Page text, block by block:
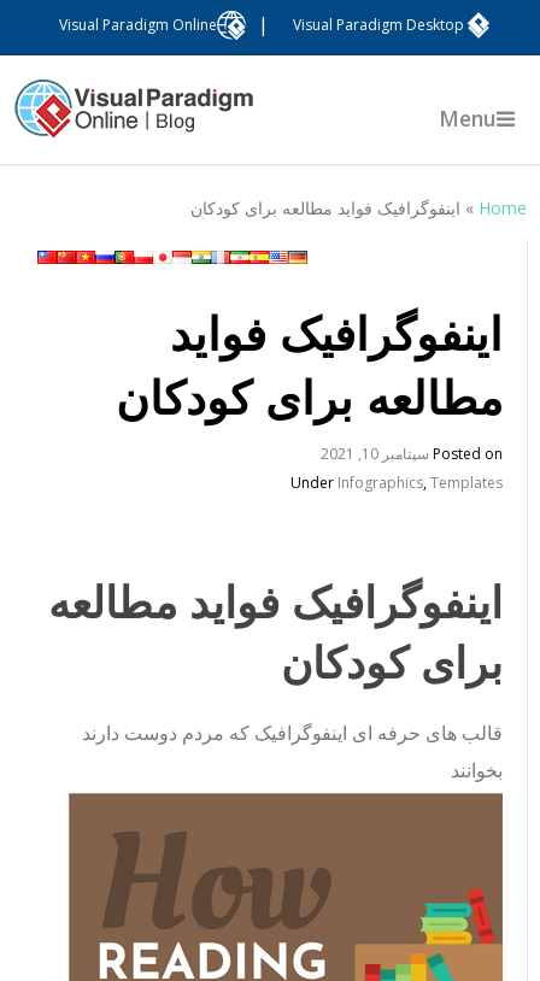
Visual Paradigm Desktop
Visual Paradigm Online
Menu
Home
» اینفوگرافیک فواید مطالعه برای کودکان
اینفوگرافیک فواید
مطالعه برای کودکان
Posted onسپتامبر 10, 2021
UnderInfographics,Templates
اینفوگرافیک فواید مطالعه
برای کودکان
قالب های حرفه ای اینفوگرافیک که مردم دوست دارند
بخوانند